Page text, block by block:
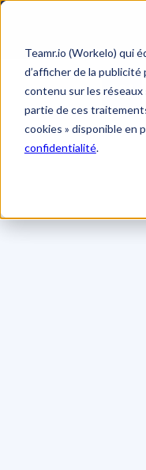
Teamr.io (Workelo) qui
d’afficher de la
contenu sur les réseaux
partie de ces
cookies » disponible en
confidentialité.